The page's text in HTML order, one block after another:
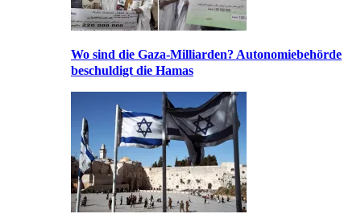
Wo sind die Gaza-Milliarden? Autonomiebehörde
beschuldigt die Hamas